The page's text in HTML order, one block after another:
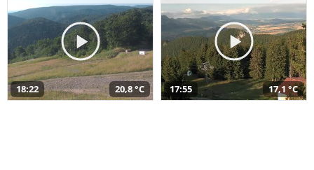
18:22 20,8 °C 17:55 17,1 °C